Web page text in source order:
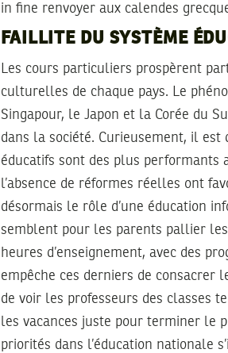
in fine renvoyer aux calendes
FAILLITE DU SYSTÈME
Les cours particuliers prospèrent
culturelles de chaque pays. Le
Singapour, le Japon et la Corée du
dans la société. Curieusement, il est
éducatifs sont des plus performants
l’absence de réformes réelles ont
désormais le rôle d’une éducation
semblent pour les parents pallier
heures d’enseignement, avec des
empêche ces derniers de
de voir les professeurs des classes
les vacances juste pour terminer le
priorités dans l’éducation nationale